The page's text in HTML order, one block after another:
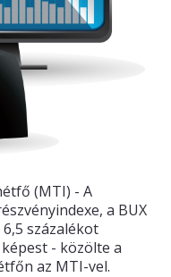
(MTI) - A
a BUX
százalékot
- közölte a
az MTI-vel.